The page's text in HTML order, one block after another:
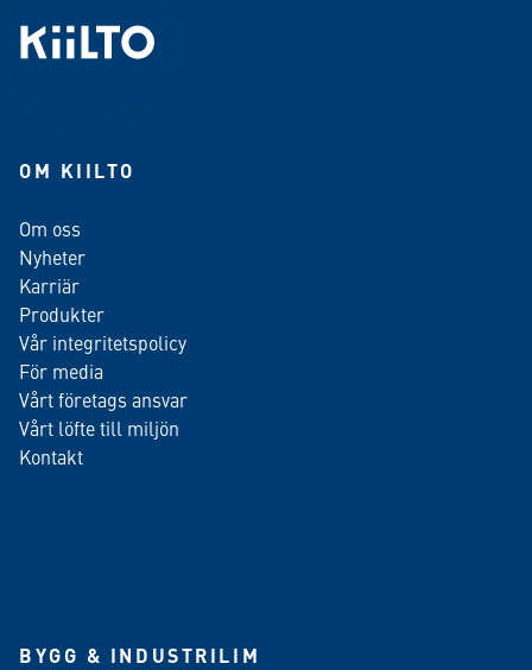
OM KIILTO
Om oss
Nyheter
Karriär
Produkter
Vår integritetspolicy
För media
Vårt företags ansvar
Vårt löfte till miljön
Kontakt
BYGG & INDUSTRILIM